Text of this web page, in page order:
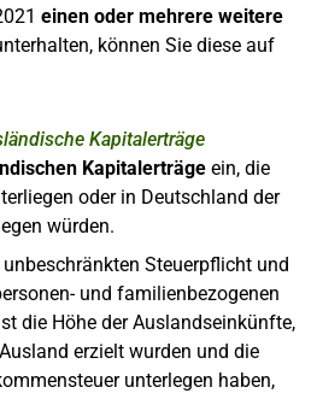
einen oder mehrere weitere
können Sie diese auf
Kapitalerträge
Kapitalerträge ein, die
oder in Deutschland der
würden.
Steuerpflicht und
und familienbezogenen
die Höhe der Auslandseinkünfte,
erzielt wurden und die
unterlegen haben,